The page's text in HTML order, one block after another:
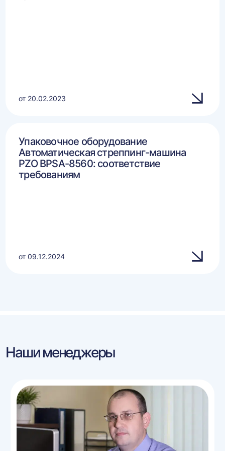
от 20.02.2023
Упаковочное оборудование
Автоматическая стреппинг-машина
PZO BPSA-8560: соответствие
требованиям
от 09.12.2024
Наши менеджеры